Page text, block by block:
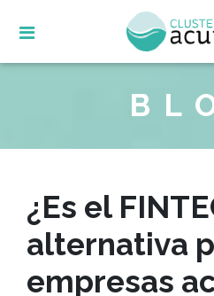
¿Es el
alternativa
empresas